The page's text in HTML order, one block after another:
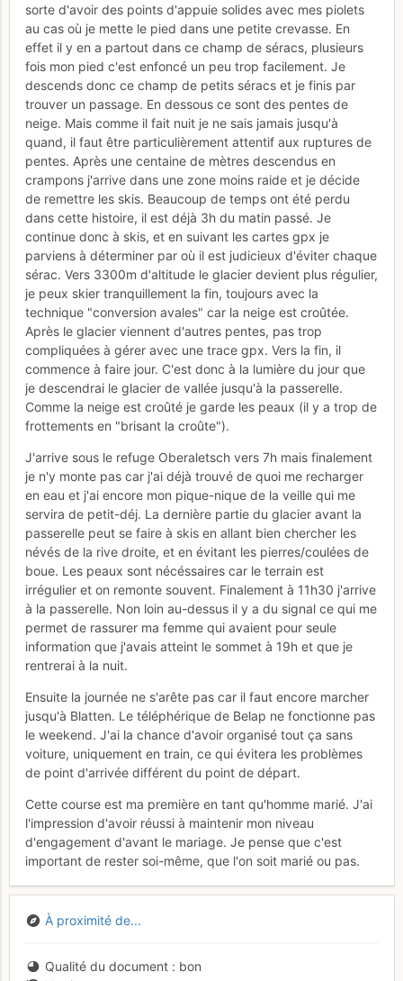
sorte d'avoir des points d'appuie solides avec mes piolets
au cas où je mette le pied dans une petite crevasse. En
effet il y en a partout dans ce champ de séracs, plusieurs
fois mon pied c'est enfoncé un peu trop facilement. Je
descends donc ce champ de petits séracs et je finis par
trouver un passage. En dessous ce sont des pentes de
neige. Mais comme il fait nuit je ne sais jamais jusqu'à
quand, il faut être particulièrement attentif aux ruptures de
pentes. Après une centaine de mètres descendus en
crampons j'arrive dans une zone moins raide et je décide
de remettre les skis. Beaucoup de temps ont été perdu
dans cette histoire, il est déjà 3h du matin passé. Je
continue donc à skis, et en suivant les cartes gpx je
parviens à déterminer par où il est judicieux d'éviter chaque
sérac. Vers 3300m d'altitude le glacier devient plus régulier,
je peux skier tranquillement la fin, toujours avec la
technique "conversion avales" car la neige est croûtée.
Après le glacier viennent d'autres pentes, pas trop
compliquées à gérer avec une trace gpx. Vers la fin, il
commence à faire jour. C'est donc à la lumière du jour que
je descendrai le glacier de vallée jusqu'à la passerelle.
Comme la neige est croûté je garde les peaux (il y a trop de
frottements en "brisant la croûte").
J'arrive sous le refuge Oberaletsch vers 7h mais finalement
je n'y monte pas car j'ai déjà trouvé de quoi me recharger
en eau et j'ai encore mon pique-nique de la veille qui me
servira de petit-déj. La dernière partie du glacier avant la
passerelle peut se faire à skis en allant bien chercher les
névés de la rive droite, et en évitant les pierres/coulées de
boue. Les peaux sont nécéssaires car le terrain est
irrégulier et on remonte souvent. Finalement à 11h30 j'arrive
à la passerelle. Non loin au-dessus il y a du signal ce qui me
permet de rassurer ma femme qui avaient pour seule
information que j'avais atteint le sommet à 19h et que je
rentrerai à la nuit.
Ensuite la journée ne s'arête pas car il faut encore marcher
jusqu'à Blatten. Le téléphérique de Belap ne fonctionne pas
le weekend. J'ai la chance d'avoir organisé tout ça sans
voiture, uniquement en train, ce qui évitera les problèmes
de point d'arrivée différent du point de départ.
Cette course est ma première en tant qu'homme marié. J'ai
l'impression d'avoir réussi à maintenir mon niveau
d'engagement d'avant le mariage. Je pense que c'est
important de rester soi-même, que l'on soit marié ou pas.
À proximité de...
Qualité du document
bon